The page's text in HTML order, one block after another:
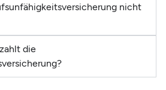
nicht
die